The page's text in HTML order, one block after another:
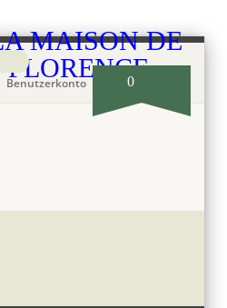
Benutzerkonto 0